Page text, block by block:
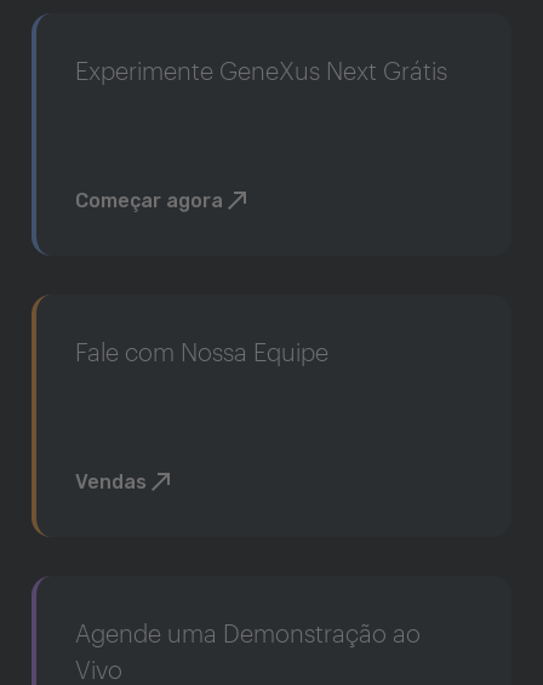
Experimente GeneXus Next Grátis
Começar agora
Fale com Nossa Equipe
Vendas
Agende uma Demonstração ao
Vivo